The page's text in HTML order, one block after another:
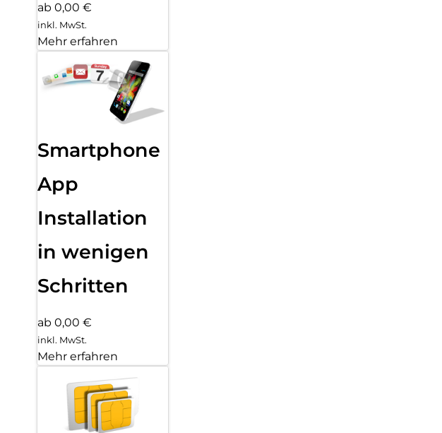
ab 0,00 €
inkl. MwSt.
Mehr erfahren
Smartphone
App
Installation
in wenigen
Schritten
ab 0,00 €
inkl. MwSt.
Mehr erfahren